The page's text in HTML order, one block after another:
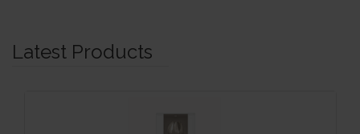
Latest Products